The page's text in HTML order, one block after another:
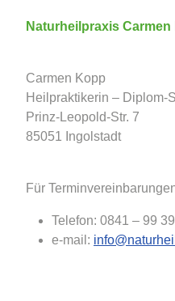
Naturheilpraxis Carmen
Carmen Kopp
Heilpraktikerin – Diplom-
Prinz-Leopold-Str. 7
85051 Ingolstadt
Für
Telefon: 0841 – 99
e-mail: